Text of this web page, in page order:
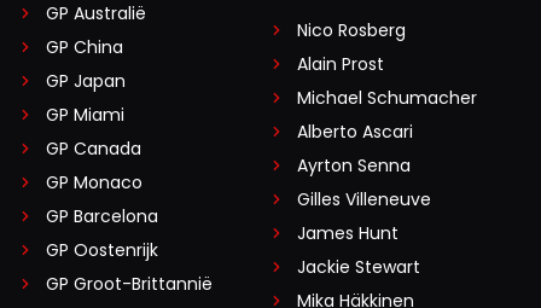
GP Australië
GP China
GP Japan
GP Miami
GP Canada
GP Monaco
GP Barcelona
GP Oostenrijk
GP Groot-Brittannië
Nico Rosberg
Alain Prost
Michael Schumacher
Alberto Ascari
Ayrton Senna
Gilles Villeneuve
James Hunt
Jackie Stewart
Mika Häkkinen